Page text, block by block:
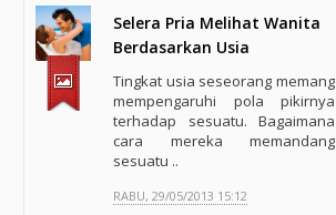
Selera Pria Melihat Wanita
Berdasarkan Usia
Tingkat usia seseorang memang
mempengaruhi pola pikirnya
terhadap sesuatu. Bagaimana
cara mereka memandang
sesuatu ..
RABU, 29/05/2013 15:12